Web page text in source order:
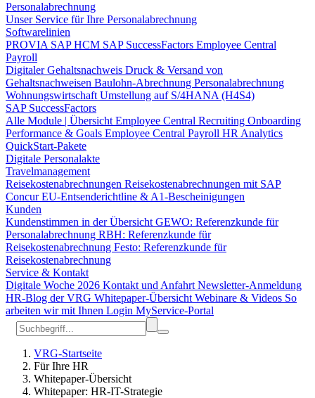
Personalabrechnung
Unser Service für Ihre Personalabrechnung
Softwarelinien
PROVIA SAP HCM SAP SuccessFactors Employee Central
Payroll
Digitaler Gehaltsnachweis Druck & Versand von
Gehaltsnachweisen Baulohn-Abrechnung Personalabrechnung
Wohnungswirtschaft Umstellung auf S/4HANA (H4S4)
SAP SuccessFactors
Alle Module | Übersicht Employee Central Recruiting Onboarding
Performance & Goals Employee Central Payroll HR Analytics
QuickStart-Pakete
Digitale Personalakte
Travelmanagement
Reisekostenabrechnungen Reisekostenabrechnungen mit SAP
ConcurEU-Entsenderichtline & A1-Bescheinigungen
Kunden
Kundenstimmen in der Übersicht GEWO: Referenzkunde für
Personalabrechnung RBH: Referenzkunde für
Reisekostenabrechnung Festo: Referenzkunde für
Reisekostenabrechnung
Service & Kontakt
Digitale Woche 2026 Kontakt und Anfahrt Newsletter-Anmeldung
HR-Blog der VRG Whitepaper-Übersicht Webinare & Videos So
arbeiten wir mit Ihnen Login MyService-Portal
VRG-Startseite
Für Ihre HR
Whitepaper-Übersicht
Whitepaper: HR-IT-Strategie